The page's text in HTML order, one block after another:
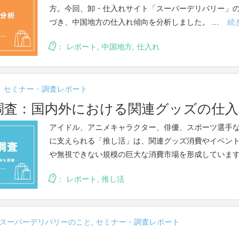
方。今回、卸・仕入れサイト「スーパーデリバリー」
づき、中国地方の仕入れ傾向を分析しました。 ...
続
： レポート 中国地方, 仕入れ
セミナー・調査レポート
：国内外における関連グッズの仕
アイドル、アニメキャラクター、俳優、スポーツ選手
に支えられる「推し活」は、関連グッズ消費やイベン
や無視できない規模の巨大な消費市場を形成していま
： レポート , 推し活
スーパーデリバリーのこと セミナー・調査レポート